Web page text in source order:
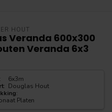
HOUT
Veranda 600x300
Veranda 6x3
:
6x3m
: Douglas Hout
:
Platen